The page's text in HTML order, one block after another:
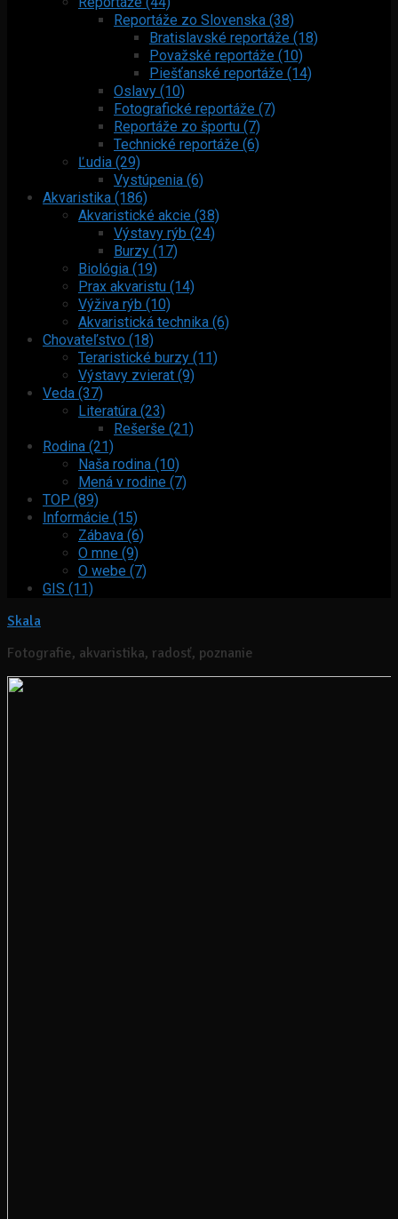
Reportáže zo Slovenska (38)
Bratislavské reportáže (18)
Považské reportáže (10)
Piešťanské reportáže (14)
Oslavy (10)
Fotografické reportáže (7)
Reportáže zo športu (7)
Technické reportáže (6)
Ľudia (29)
Vystúpenia (6)
Akvaristika (186)
Akvaristické akcie (38)
Výstavy rýb (24)
Burzy (17)
Biológia (19)
Prax akvaristu (14)
Výživa rýb (10)
Akvaristická technika (6)
Chovateľstvo (18)
Teraristické burzy (11)
Výstavy zvierat (9)
Veda (37)
Literatúra (23)
Rešerše (21)
Rodina (21)
Naša rodina (10)
Mená v rodine (7)
TOP (89)
Informácie (15)
Zábava (6)
O mne (9)
O webe (7)
GIS (11)
Skala
Fotografie, akvaristika, radosť, poznanie